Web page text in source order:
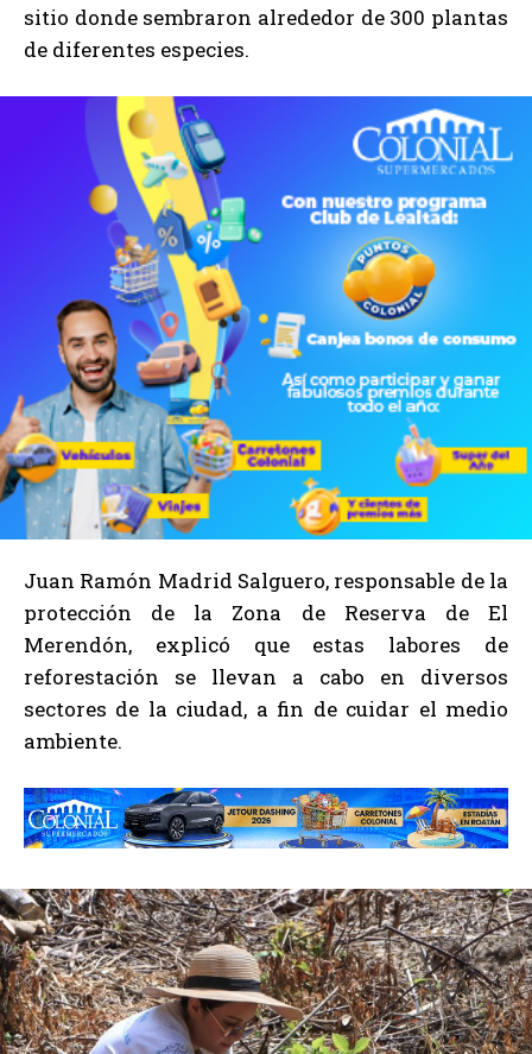
sitio donde sembraron alrededor de 300 plantas
de diferentes especies.
Juan Ramón Madrid Salguero, responsable de la
protección de la Zona de Reserva de El
Merendón, explicó que estas labores de
reforestación se llevan a cabo en diversos
sectores de la ciudad, a fin de cuidar el medio
ambiente.